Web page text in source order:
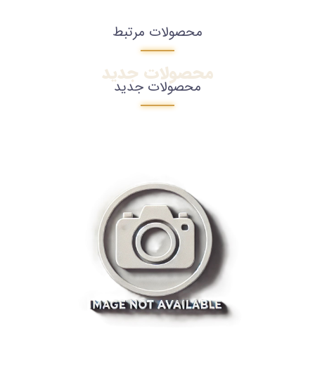
محصولات مرتبط
محصولات جدید
محصولات جدید